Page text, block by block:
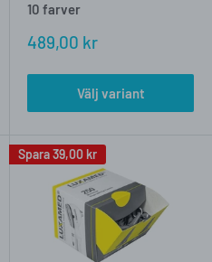
10 farver
Försäljningspris
489,00 kr
Välj variant
Spara39,00 kr